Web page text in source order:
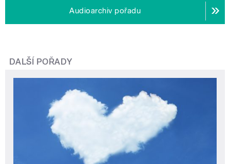
Audioarchiv pořadu
DALŠÍ POŘADY